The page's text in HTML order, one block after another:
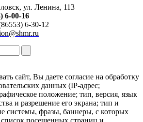
ул. Ленина, 113
6-00-16
6-30-12
сайт, Вы даете согласие на обработку
данных (IP-адрес;
положение; тип, версия, язык
и разрешение его экрана; тип и
системы, фразы, баннеры, с которых
посещенных страниц и